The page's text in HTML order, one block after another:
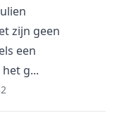
zijn geen
een
g...